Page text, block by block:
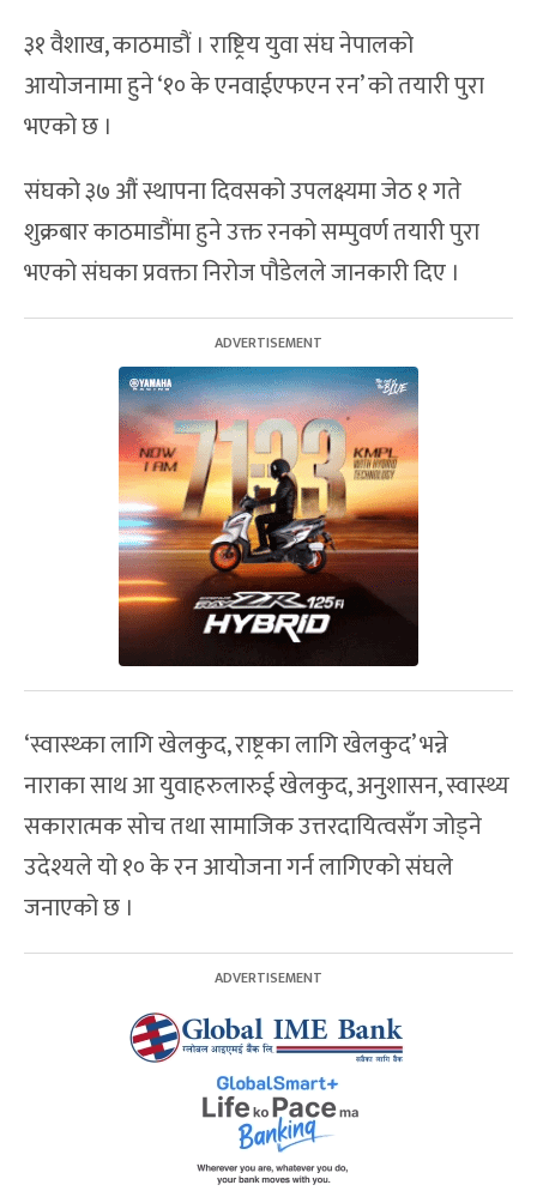
३१ वैशाख, काठमाडौं । राष्ट्रिय युवा संघ नेपालको
आयोजनामा हुने ‘१० के एनवाईएफएन रन’ को तयारी पुरा
भएको छ ।
संघको ३७ औं स्थापना दिवसको उपलक्ष्यमा जेठ १ गते
शुक्रबार काठमाडौंमा हुने उक्त रनको सम्पुवर्ण तयारी पुरा
भएको संघका प्रवक्ता निरोज पौडेलले जानकारी दिए ।
‘स्वास्थ्का लागि खेलकुद, राष्ट्रका लागि खेलकुद’ भन्ने
नाराका साथ आ युवाहरुलारुई खेलकुद, अनुशासन, स्वास्थ्य
सकारात्मक सोच तथा सामाजिक उत्तरदायित्वसँग जोड्ने
उदेश्यले यो १० के रन आयोजना गर्न लागिएको संघले
जनाएको छ ।